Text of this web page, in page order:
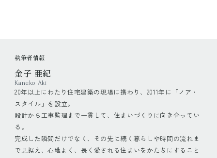
執筆者情報
金子 亜紀
Kaneko Aki
20年以上にわたり住宅建築の現場に携わり、2011年に「ノア・
スタイル」を設立。
設計から工事監理まで一貫して、住まいづくりに向き合ってい
る。
完成した瞬間だけでなく、その先に続く暮らしや時間の流れま
で見据え、心地よく、長く愛される住まいをかたちにすること